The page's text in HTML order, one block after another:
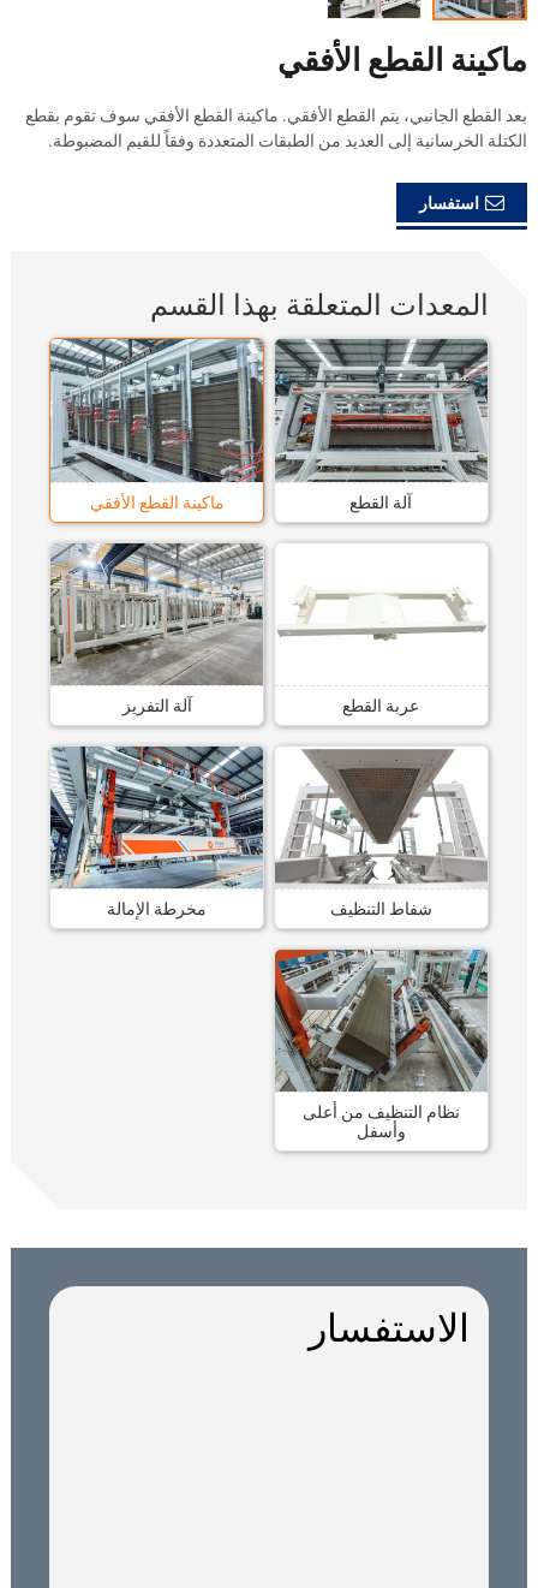
ماكينة القطع الأفقي
بعد القطع الجانبي، يتم القطع الأفقي. ماكينة القطع الأفقي سوف تقوم بقطع
الكتلة الخرسانية إلى العديد من الطبقات المتعددة وفقاً للقيم المضبوطة.
استفسار
المعدات المتعلقة بهذا القسم
آلة القطع ماكينة القطع الأفقي
عربة القطع آلة التفريز
شفاط التنظيف مخرطة الإمالة
نظام التنظيف من أعلى
وأسفل
الاستفسار